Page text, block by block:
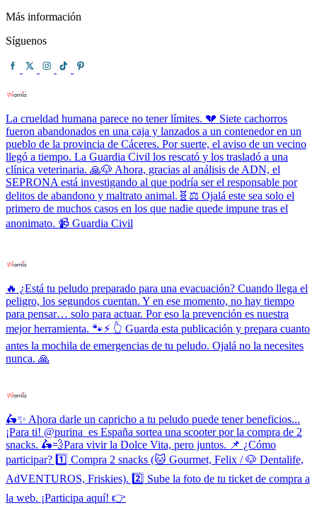
Más información
Síguenos
La crueldad humana parece no tener límites. 💔 Siete cachorros
fueron abandonados en una caja y lanzados a un contenedor en un
pueblo de la provincia de Cáceres. Por suerte, el aviso de un vecino
llegó a tiempo. La Guardia Civil los rescató y los trasladó a una
clínica veterinaria. 🙏🐶 Ahora, gracias al análisis de ADN, el
SEPRONA está investigando al que podría ser el responsable por
delitos de abandono y maltrato animal.🧬⚖️ Ojalá este sea solo el
primero de muchos casos en los que nadie quede impune tras el
anonimato. 📹 Guardia Civil
🔥 ¿Está tu peludo preparado para una evacuación? Cuando llega el
peligro, los segundos cuentan. Y en ese momento, no hay tiempo
para pensar… solo para actuar. Por eso la prevención es nuestra
mejor herramienta. 🐾⚡ 👆 Guarda esta publicación y prepara cuanto
antes la mochila de emergencias de tu peludo. Ojalá no la necesites
nunca. 🙏
🛵✨ Ahora darle un capricho a tu peludo puede tener beneficios...
¡Para ti! @purina_es España sortea una scooter por la compra de 2
snacks. 🛵💨Para vivir la Dolce Vita, pero juntos. 📌 ¿Cómo
participar? 1️⃣ Compra 2 snacks (🐱 Gourmet, Felix / 🐶 Dentalife,
AdVENTUROS, Friskies). 2️⃣ Sube la foto de tu ticket de compra a
la web. ¡Participa aquí! 👉